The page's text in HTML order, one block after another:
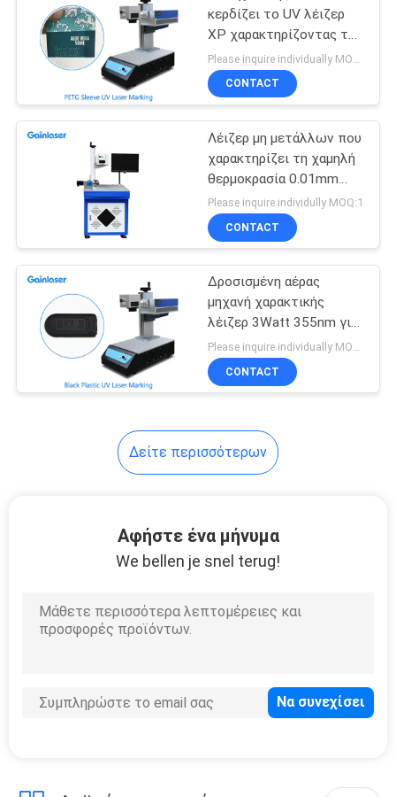
κερδίζει το UV λέιζερ
XP χαρακτηρίζοντας τη
μηχανή για το δέρμα
CONTACT
Λέιζερ μη μετάλλων που
χαρακτηρίζει τη χαμηλή
θερμοκρασία 0.01mm
επεξεργασίας μηχανών
υψηλή ακρίβεια
Please inquire individully MOQ:1
CONTACT
Δροσισμένη αέρας
μηχανή χαρακτικής
λέιζερ 3Watt 355nm για
το πλαστικό
Please inquire individually MOQ:1
CONTACT
Δείτε περισσότερων
Αφήστε ένα μήνυμα
We bellen je snel terug!